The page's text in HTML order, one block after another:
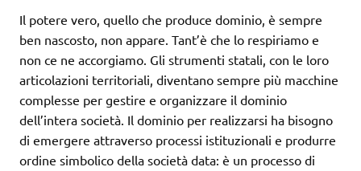
Il potere vero, quello che produce dominio, è sempre
ben nascosto, non appare. Tant’è che lo respiriamo e
non ce ne accorgiamo. Gli strumenti statali, con le loro
articolazioni territoriali, diventano sempre più macchine
complesse per gestire e organizzare il dominio
dell’intera società. Il dominio per realizzarsi ha bisogno
di emergere attraverso processi istituzionali e produrre
ordine simbolico della società data: è un processo di